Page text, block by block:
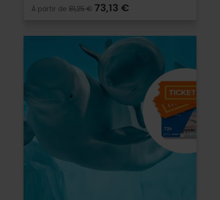
À partir de 81,25 € 73,13 €